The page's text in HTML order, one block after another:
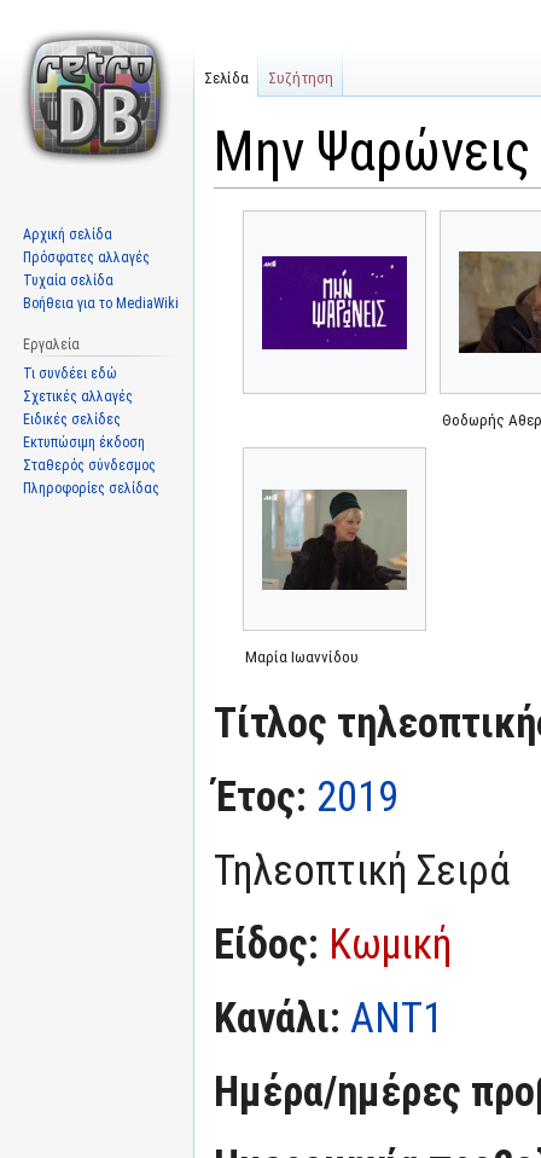
Μην Ψαρώνεις
πλοήγηση
αναζήτηση
Θοδωρής
Μαρία Ιωαννίδου
Τίτλος
Έτος: 2019
Τηλεοπτική Σειρά
Είδος: Κωμική
Κανάλι: ΑΝΤ1
Ημέρα/ημέρες
Σελίδα Συζήτηση
Αρχική σελίδα
Πρόσφατες αλλαγές
Τυχαία σελίδα
Βοήθεια για το MediaWiki
Εργαλεία
Τι συνδέει εδώ
Σχετικές αλλαγές
Ειδικές σελίδες
Εκτυπώσιμη έκδοση
Σταθερός σύνδεσμος
Πληροφορίες σελίδας